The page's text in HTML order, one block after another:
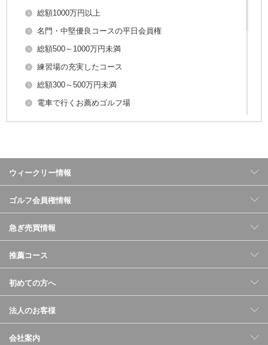
総額1000万円以上
名門・中堅優良コースの平日会員権
総額500～1000万円未満
練習場の充実したコース
総額300～500万円未満
電車で行くお薦めゴルフ場
総額150～300万円未満
総額150万円未満
ゆったり温泉･宿泊施設付きコース
コースレート７２以上の主なゴルフ場
クラブハウスが好評なコース
ウィークリー情報
ゴルフ会員権情報
急ぎ売買情報
推薦コース
初めての方へ
法人のお客様
会社案内